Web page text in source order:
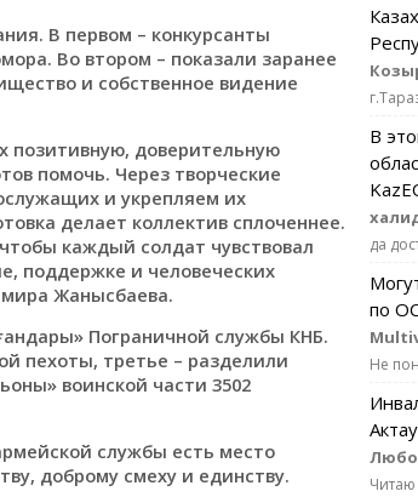
В первом – конкурсанты
Во втором – показали заранее
и собственное видение
позитивную, доверительную
помочь. Через творческие
и укрепляем их
делает коллектив сплоченнее.
каждый солдат чувствовал
поддержке и человеческих
Жанысбаева.
Пограничной службы КНБ.
пехоты, третье – разделили
воинской части 3502
службы есть место
доброму смеху и единству.
В
да
по
Не
Актау